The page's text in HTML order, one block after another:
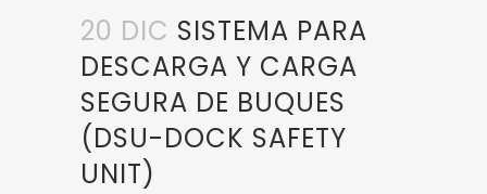
20 DIC SISTEMA PARA
DESCARGA Y CARGA
SEGURA DE BUQUES
(DSU-DOCK SAFETY
UNIT)